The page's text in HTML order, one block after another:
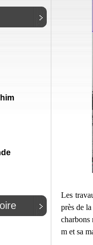
Les
près de
charbons
m et sa